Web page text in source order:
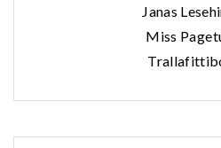
Janas
Miss